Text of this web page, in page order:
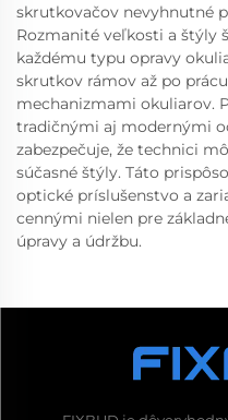
skrutkovačov nevyhnutné
Rozmanité veľkosti a štýly
každému typu opravy
skrutkov rámov až po
mechanizmami okuliarov.
tradičnými aj modernými
zabezpečuje, že technici
súčasné štýly. Táto
optické príslušenstvo a
cennými nielen pre
úpravy a údržbu.